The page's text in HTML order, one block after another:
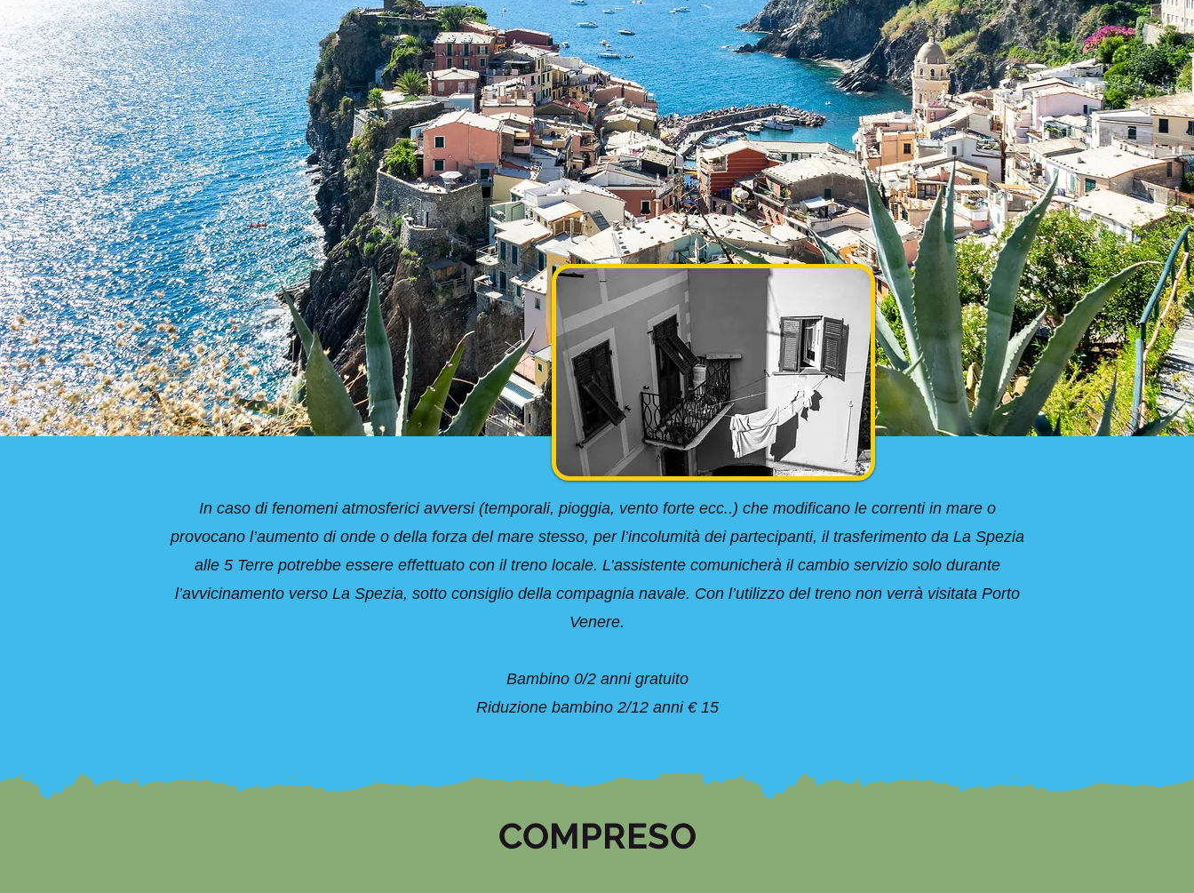
In caso di fenomeni atmosferici avversi (temporali, pioggia, vento forte ecc..) che modificano le correnti in mare o
provocano l’aumento di onde o della forza del mare stesso, per l’incolumità dei partecipanti, il trasferimento da La Spezia
alle 5 Terre potrebbe essere effettuato con il treno locale. L’assistente comunicherà il cambio servizio solo durante
l’avvicinamento verso La Spezia, sotto consiglio della compagnia navale. Con l’utilizzo del treno non verrà visitata Porto
Venere.
Bambino 0/2 anni gratuito
Riduzione bambino 2/12 anni € 15
COMPRESO